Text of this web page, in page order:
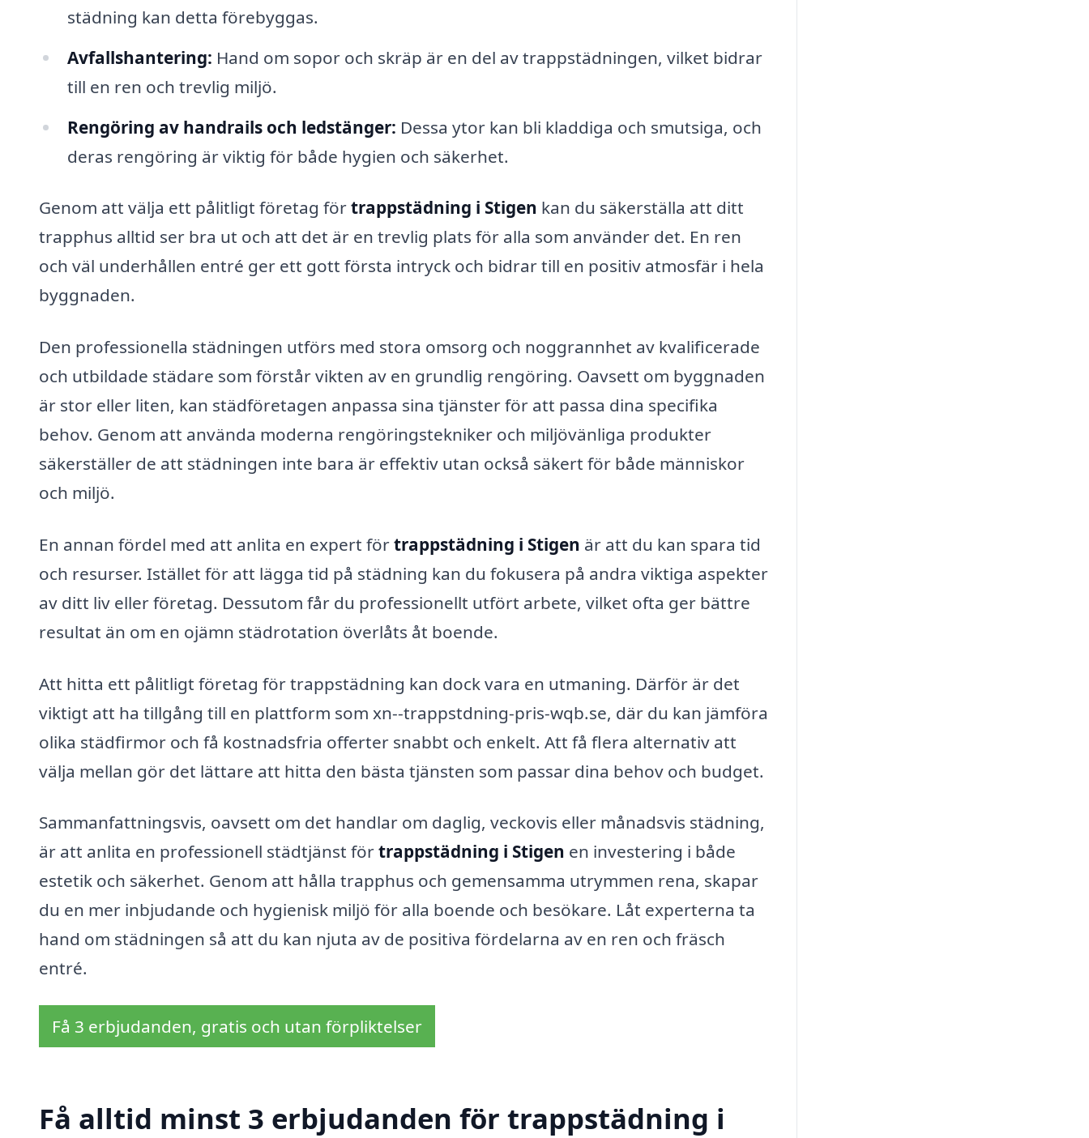
städning kan detta förebyggas.
Avfallshantering: Hand om sopor och skräp är en del av trappstädningen, vilket bidrar
till en ren och trevlig miljö.
Rengöring av handrails och ledstänger: Dessa ytor kan bli kladdiga och smutsiga, och
deras rengöring är viktig för både hygien och säkerhet.
Genom att välja ett pålitligt företag förtrappstädning i Stigen kan du säkerställa att ditt
trapphus alltid ser bra ut och att det är en trevlig plats för alla som använder det. En ren
och väl underhållen entré ger ett gott första intryck och bidrar till en positiv atmosfär i hela
byggnaden.
Den professionella städningen utförs med stora omsorg och noggrannhet av kvalificerade
och utbildade städare som förstår vikten av en grundlig rengöring. Oavsett om byggnaden
är stor eller liten, kan städföretagen anpassa sina tjänster för att passa dina specifika
behov. Genom att använda moderna rengöringstekniker och miljövänliga produkter
säkerställer de att städningen inte bara är effektiv utan också säkert för både människor
och miljö.
En annan fördel med att anlita en expert förtrappstädning i Stigen är att du kan spara tid
och resurser. Istället för att lägga tid på städning kan du fokusera på andra viktiga aspekter
av ditt liv eller företag. Dessutom får du professionellt utfört arbete, vilket ofta ger bättre
resultat än om en ojämn städrotation överlåts åt boende.
Att hitta ett pålitligt företag för trappstädning kan dock vara en utmaning. Därför är det
viktigt att ha tillgång till en plattform som xn--trappstdning-pris-wqb.se, där du kan jämföra
olika städfirmor och få kostnadsfria offerter snabbt och enkelt. Att få flera alternativ att
välja mellan gör det lättare att hitta den bästa tjänsten som passar dina behov och budget.
Sammanfattningsvis, oavsett om det handlar om daglig, veckovis eller månadsvis städning,
är att anlita en professionell städtjänst förtrappstädning i Stigen en investering i både
estetik och säkerhet. Genom att hålla trapphus och gemensamma utrymmen rena, skapar
du en mer inbjudande och hygienisk miljö för alla boende och besökare. Låt experterna ta
hand om städningen så att du kan njuta av de positiva fördelarna av en ren och fräsch
entré.
Få 3 erbjudanden, gratis och utan förpliktelser
Få alltid minst 3 erbjudanden för trappstädning i